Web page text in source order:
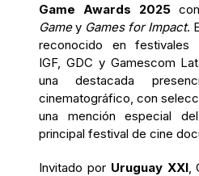
Game Awards 2025
Gamey Games for Impact.
reconocido en festivales
IGF, GDC y Gamescom
una destacada
cinematográfico, con
una mención especial
principal festival de cine
Invitado por Uruguay XXI,